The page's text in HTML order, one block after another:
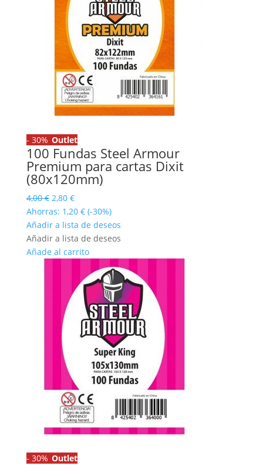
- 30% Outlet
100 Fundas Steel Armour
Premium para cartas Dixit
(80x120mm)
4,00€ El
precio
original
era:
4,00 €.
2,80 €El
precio
actual
es:
2,80 €.
Ahorras: 1,20 € (-30%)
Añadir a lista de deseos
Añadir a lista de deseos
Añade al carrito
- 30% Outlet